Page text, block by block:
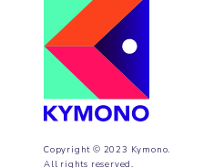
Copyright © 2023 Kymono.
All rights reserved.